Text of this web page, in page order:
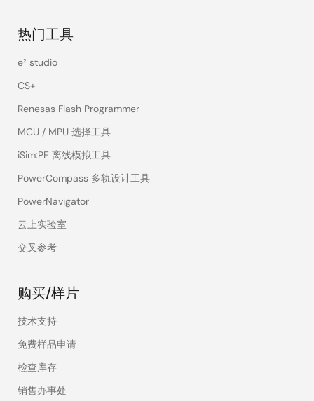
热门工具
e² studio
CS+
Renesas Flash Programmer
MCU / MPU 选择工具
iSim:PE 离线模拟工具
PowerCompass 多轨设计工具
PowerNavigator
云上实验室
交叉参考
购买/样片
技术支持
免费样品申请
检查库存
销售办事处